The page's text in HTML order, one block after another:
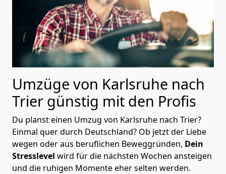
Umzüge von Karlsruhe nach
Trier günstig mit den Profis
Du planst einen Umzug von Karlsruhe nach Trier?
Einmal quer durch Deutschland? Ob jetzt der Liebe
wegen oder aus beruflichen Beweggründen, Dein
Stresslevel wird für die nächsten Wochen ansteigen
und die ruhigen Momente eher selten werden.